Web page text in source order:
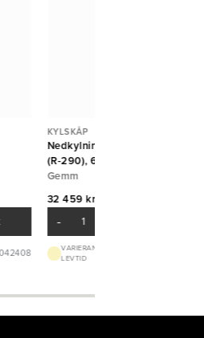
KYLSKÅP
Nedkylningsskåp Space NK
(R-290), 635x700x2050, Gemm
Gemm
32 459 kr/st
-
VARIERANDE
LEVTID